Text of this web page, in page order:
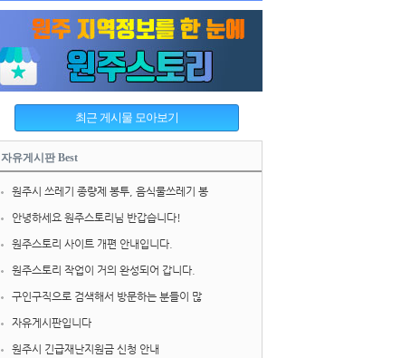
자유게시판 Best
원주시 쓰레기 종량제 봉투, 음식물쓰레기 봉
안녕하세요 원주스토리님 반갑습니다!
원주스토리 사이트 개편 안내입니다.
원주스토리 작업이 거의 완성되어 갑니다.
구인구직으로 검색해서 방문하는 분들이 많
자유게시판입니다
원주시 긴급재난지원금 신청 안내